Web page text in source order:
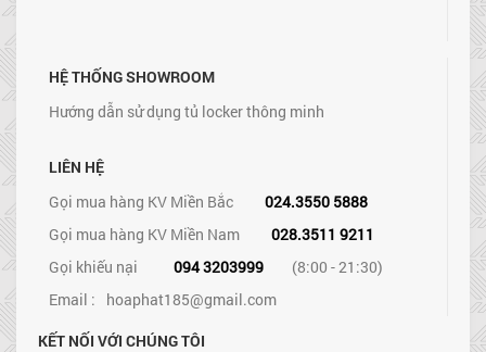
HỆ THỐNG SHOWROOM
Hướng dẫn sử dụng tủ locker thông minh
LIÊN HỆ
Gọi mua hàng KV Miền Bắc
024.3550 5888
Gọi mua hàng KV Miền Nam
028.3511 9211
Gọi khiếu nại
094 3203999
(8:00 - 21:30)
Email : hoaphat185@gmail.com
KẾT NỐI VỚI CHÚNG TÔI